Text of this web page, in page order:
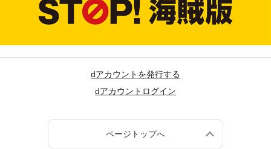
dアカウントを発行する
dアカウントログイン
ページトップへ